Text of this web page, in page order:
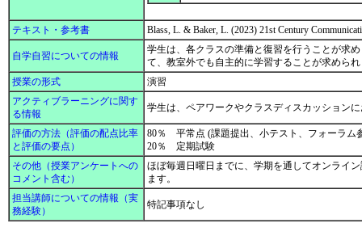
テキスト・参考書 Blass, L. & Baker, L. (2023) 21st Century
自学自習についての情報
学生は、各クラスの準備と復習を行うことが求
て、教室外でも自主的に学習することが求めら
授業の形式
演習
アクティブラーニングに関す
る情報
学生は、ペアワークやクラスディスカッション
評価の方法（評価の配点比率
と評価の要点）
80％ 平常点 (課題提出、小テスト、フォーラム
20％ 定期試験
その他（授業アンケートへの
コメント含む）
ほぼ毎週日曜日までに、学期を通してオンライ
ます。
担当講師についての情報（実
務経験）
特記事項なし